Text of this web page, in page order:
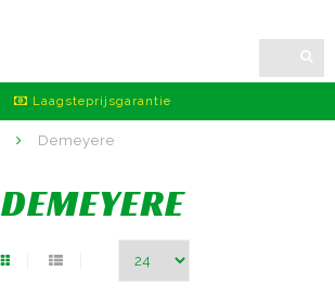
Laagsteprijsgarantie
Demeyere
DEMEYERE